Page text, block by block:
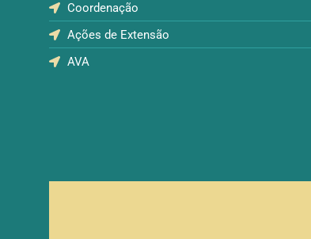
Coordenação
Ações de Extensão
AVA